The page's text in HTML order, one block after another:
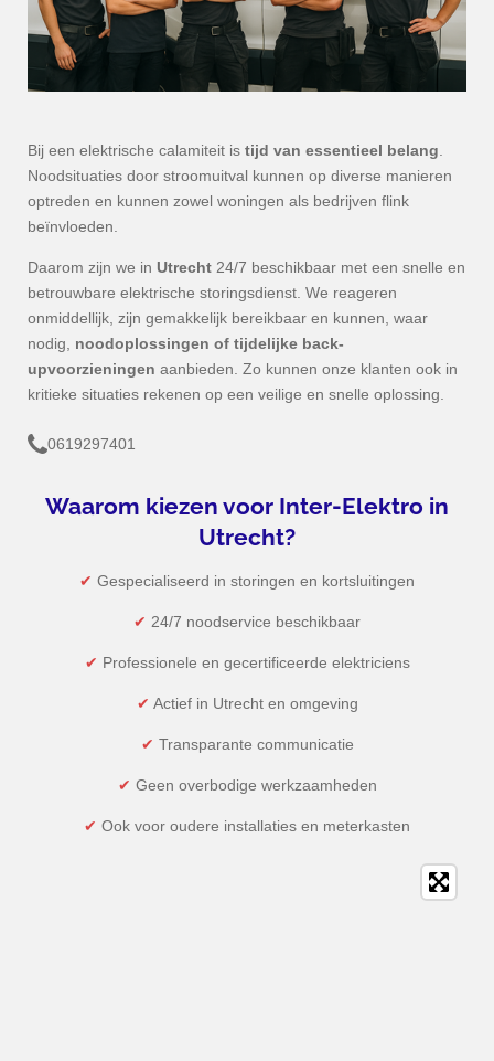
Bij een elektrische calamiteit is tijd van essentieel belang.
Noodsituaties door stroomuitval kunnen op diverse manieren
optreden en kunnen zowel woningen als bedrijven flink
beïnvloeden.
Daarom zijn we in Utrecht 24/7 beschikbaar met een snelle en
betrouwbare elektrische storingsdienst. We reageren
onmiddellijk, zijn gemakkelijk bereikbaar en kunnen, waar
nodig, noodoplossingen of tijdelijke back-
upvoorzieningen aanbieden. Zo kunnen onze klanten ook in
kritieke situaties rekenen op een veilige en snelle oplossing.
0619297401
Waarom kiezen voor Inter-Elektro in
Utrecht?
✔ Gespecialiseerd in storingen en kortsluitingen
✔ 24/7 noodservice beschikbaar
✔ Professionele en gecertificeerde elektriciens
✔ Actief in Utrecht en omgeving
✔ Transparante communicatie
✔ Geen overbodige werkzaamheden
✔ Ook voor oudere installaties en meterkasten